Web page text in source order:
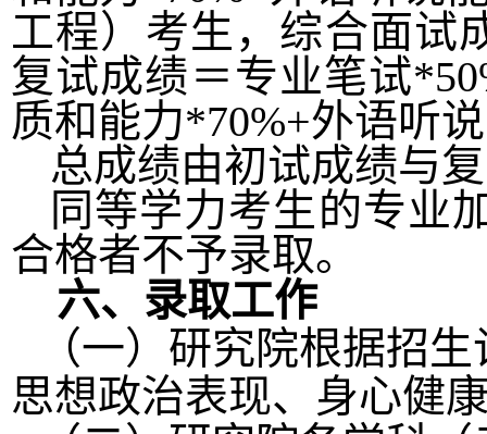
工程）考生，综合面试
复试成绩＝专业笔试
质和能力*70%+外语听
总成绩由初试成绩与
同等学力考生的专业
合格者不予录取。
六、录取工作
（一）研究院根据招
思想政治表现、身心健